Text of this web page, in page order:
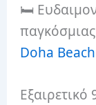
🛏️
Doha
Εξαιρετικό